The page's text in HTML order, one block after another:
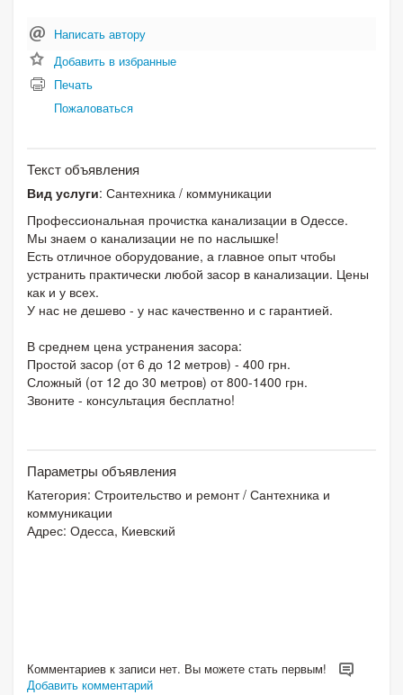
Написать автору
Добавить в избранные
Печать
Пожаловаться
Текст объявления
Вид услуги: Сантехника / коммуникации
Профессиональная прочистка канализации в Одессе.
Мы знаем о канализации не по наслышке!
Есть отличное оборудование, а главное опыт чтобы
устранить практически любой засор в канализации. Цены
как и у всех.
У нас не дешево - у нас качественно и с гарантией.
В среднем цена устранения засора:
Простой засор (от 6 до 12 метров) - 400 грн.
Сложный (от 12 до 30 метров) от 800-1400 грн.
Звоните - консультация бесплатно!
Параметры объявления
Категория: Строительство и ремонт/ Сантехника и
коммуникации
Адрес: Одесса, Киевский
Комментариев к записи нет. Вы можете стать первым!
Добавить комментарий